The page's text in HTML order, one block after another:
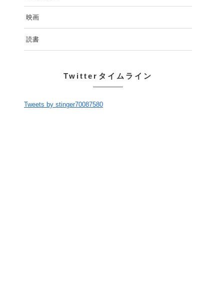
映画
読書
Twitterタイムライン
Tweets by stinger70087580